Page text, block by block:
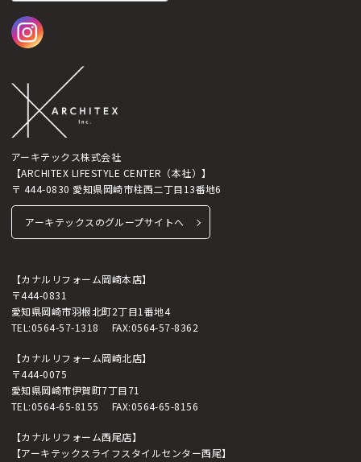
アーキテックス株式会社
【ARCHITEX LIFESTYLE CENTER（本社）】
〒 444-0830 愛知県岡崎市柱西二丁目13番地6
アーキテックスのグループサイトへ
【カナルリフォーム岡崎本店】
〒444-0831
愛知県岡崎市羽根北町2丁目1番地4
TEL:0564-57-1318 FAX:0564-57-8362
【カナルリフォーム岡崎北店】
〒444-0075
愛知県岡崎市伊賀町7丁目71
TEL:0564-65-8155 FAX:0564-65-8156
【カナルリフォーム西尾店】
【アーキテックスライフスタイルセンター西尾】